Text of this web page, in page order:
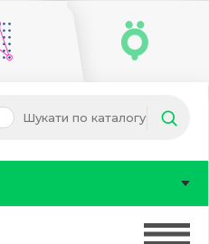
Шукати по каталогу